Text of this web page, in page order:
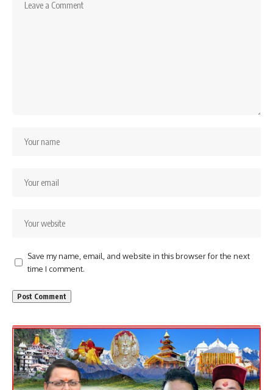
Save my name, email, and website in this browser for the next
time I comment.